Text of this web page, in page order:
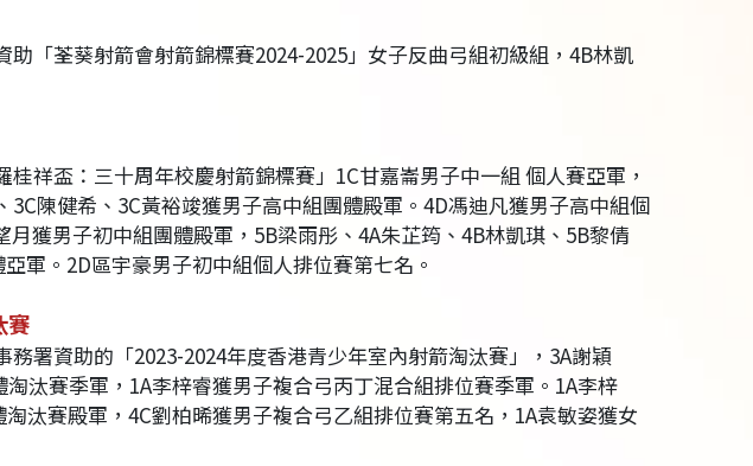
「荃葵射箭會射箭錦標賽2024-2025」女子反曲弓組初級組，4B林凱
祥盃：三十周年校慶射箭錦標賽」1C甘嘉崙男子中一組 個人賽亞軍，
陳健希、3C黃裕竣獲男子高中組團體殿軍。4D馮迪凡獲男子高中組個
獲男子初中組團體殿軍，5B梁雨彤、4A朱芷筠、4B林凱琪、5B黎倩
軍。2D區宇豪男子初中組個人排位賽第七名。
賽
署資助的「2023-2024年度香港青少年室內射箭淘汰賽」，3A謝穎
汰賽季軍，1A李梓睿獲男子複合弓丙丁混合組排位賽季軍。1A李梓
汰賽殿軍，4C劉柏晞獲男子複合弓乙組排位賽第五名，1A袁敏姿獲女